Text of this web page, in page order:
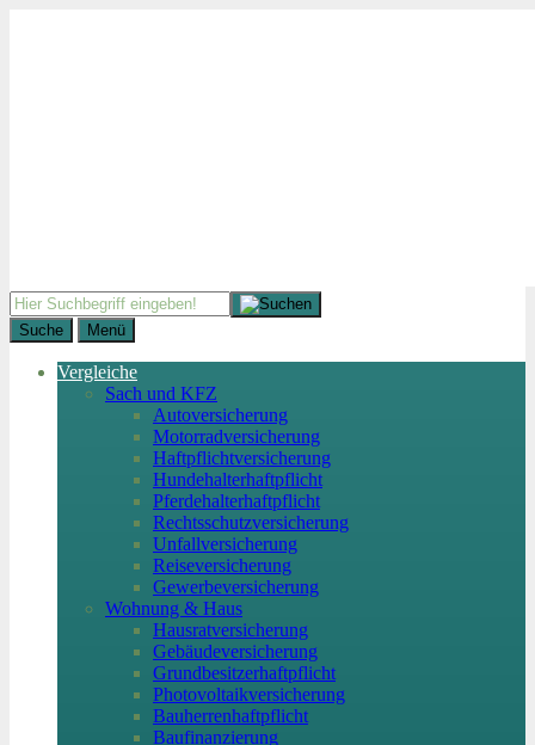
Suche Menü
Vergleiche
Sach und KFZ
Autoversicherung
Motorradversicherung
Haftpflichtversicherung
Hundehalterhaftpflicht
Pferdehalterhaftpflicht
Rechtsschutzversicherung
Unfallversicherung
Reiseversicherung
Gewerbeversicherung
Wohnung & Haus
Hausratversicherung
Gebäudeversicherung
Grundbesitzerhaftpflicht
Photovoltaikversicherung
Bauherrenhaftpflicht
Baufinanzierung